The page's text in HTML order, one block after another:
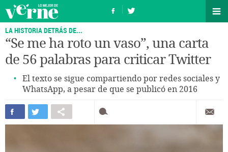
LA HISTORIA DETRÁS DE...
“Se me ha roto un vaso”, una carta
de 56 palabras para criticar Twitter
El texto se sigue compartiendo por redes sociales y
WhatsApp, a pesar de que se publicó en 2016